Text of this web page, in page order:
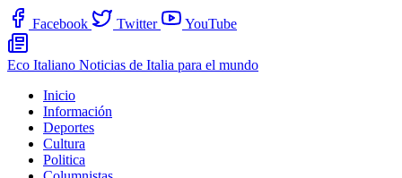
Facebook Twitter YouTube
Eco Italiano Noticias de Italia para el mundo
Inicio
Información
Deportes
Cultura
Politica